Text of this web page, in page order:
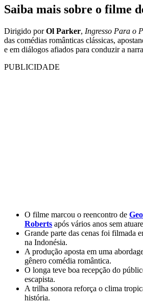
Saiba mais sobre o filme
Dirigido porOl Parker, Ingresso Para o
das comédias românticas clássicas,
e em diálogos afiados para conduzir a
PUBLICIDADE
O filme marcou o reencontro de
Roberts após vários anos sem
Grande parte das cenas foi filmada
na Indonésia.
A produção aposta em uma
gênero comédia romântica.
O longa teve boa recepção do
escapista.
A trilha sonora reforça o clima
história.